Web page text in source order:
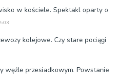
w kościele. Spektakl oparty o
kolejowe. Czy stare pociągi
węźle przesiadkowym. Powstanie